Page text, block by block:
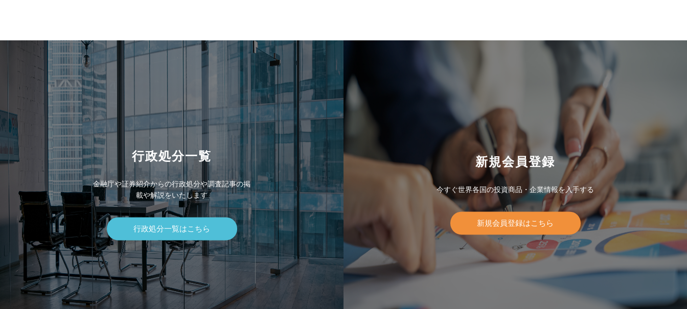
行政処分一覧
金融庁や証券紹介からの行政処分や調査記事の掲
載や解説をいたします
行政処分一覧はこちら
新規会員登録
今すぐ世界各国の投資商品・企業情報を入手する
新規会員登録はこちら